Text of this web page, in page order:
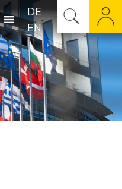
DE
EN